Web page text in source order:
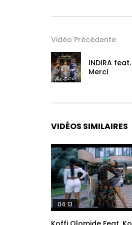
Vidéo Précédente
INDIRA
Merci
VIDÉOS SIMILAIRES
04:13